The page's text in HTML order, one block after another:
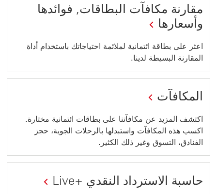
مقارنة مكافآت البطاقات, فوائدها
وأسعارها
اعثر على بطاقة ائتمانية لملائمة احتياجاتك باستخدام أداة
المقارنة البسيطة لدينا.
المكافآت
‏‫اكتشف المزيد عن مكافآتنا على بطاقات ائتمانية مختارة.
‏‫اكسب هذه المكافآت واستبدلها بالرحلات الجوية، حجز
الفنادق، التسوق وغير ذلك الكثير.
حاسبة الاسترداد النقدي +Live